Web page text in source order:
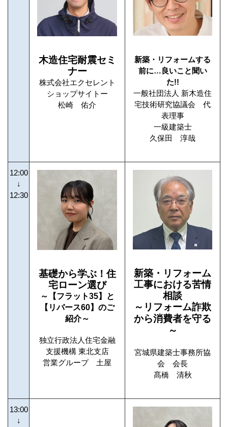
木造住宅耐震セミ
ナー
株式会社エクセレント
ショップサイトー
松崎 佑介
新築・リフォームする
前に…良いこと聞い
た!!
一般社団法人 新木造住
宅技術研究協議会 代
表理事
一級建築士
久保田 淳哉
12:00
↓
12:30
基礎から学ぶ！住
宅ローン選び
～【フラット35】と
【リバース60】のご
紹介～
独立行政法人住宅金融
支援機構 東北支店
営業グループ 土屋
新築・リフォーム
工事における苦情
相談
～リフォーム詐欺
から消費者を守る
～
宮城県建築士事務所協
会 会長
髙橋 清秋
13:00
↓